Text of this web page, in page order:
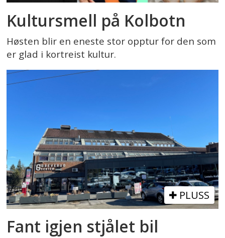
Kultursmell på Kolbotn
Høsten blir en eneste stor opptur for den som
er glad i kortreist kultur.
PLUSS
Fant igjen stjålet bil